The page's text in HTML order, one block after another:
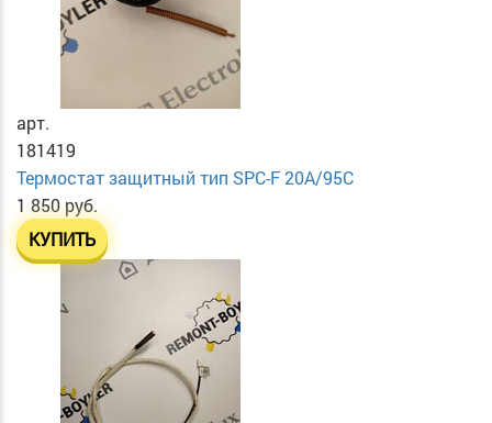
арт.
181419
Термостат защитный тип SPC-F 20A/95C
1 850 руб.
КУПИТЬ